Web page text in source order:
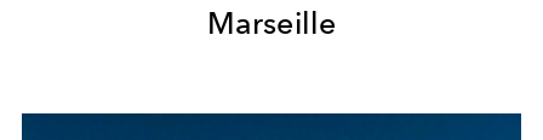
Marseille